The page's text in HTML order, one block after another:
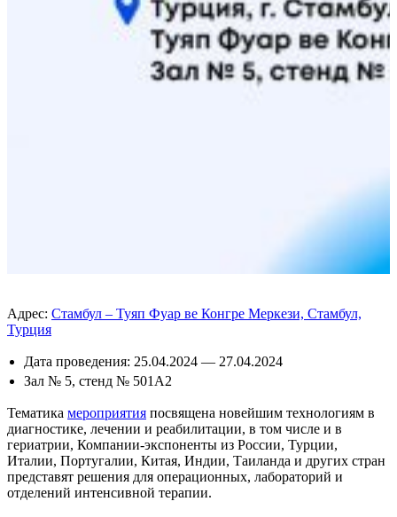
Адрес: Стамбул – Туяп Фуар ве Конгре Меркези, Стамбул,
Турция
Дата проведения: 25.04.2024 — 27.04.2024
Зал № 5, стенд № 501А2
Тематика мероприятия посвящена новейшим технологиям в
диагностике, лечении и реабилитации, в том числе и в
гериатрии, Компании-экспоненты из России, Турции,
Италии, Португалии, Китая, Индии, Таиланда и других стран
представят решения для операционных, лабораторий и
отделений интенсивной терапии.